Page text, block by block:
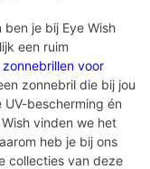
je bij Eye Wish
een ruim
zonnebrillen voor
zonnebril die bij jou
bescherming én
vinden we het
heb je bij ons
collecties van deze